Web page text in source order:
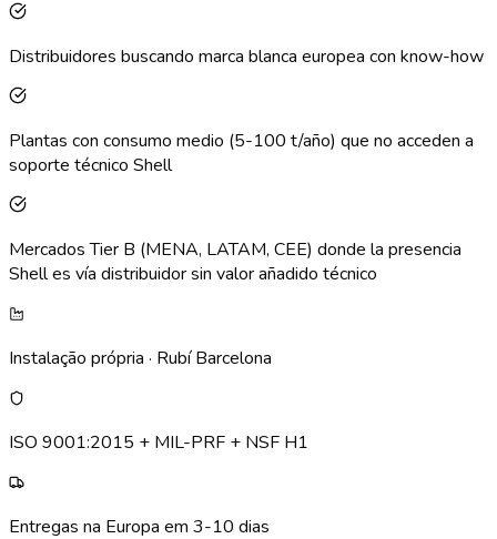
Distribuidores buscando marca blanca europea con know-how
Plantas con consumo medio (5-100 t/año) que no acceden a
soporte técnico Shell
Mercados Tier B (MENA, LATAM, CEE) donde la presencia
Shell es vía distribuidor sin valor añadido técnico
Instalação própria · Rubí Barcelona
ISO 9001:2015 + MIL-PRF + NSF H1
Entregas na Europa em 3-10 dias